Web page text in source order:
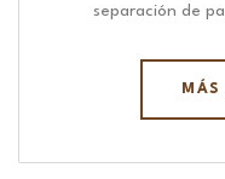
separación de